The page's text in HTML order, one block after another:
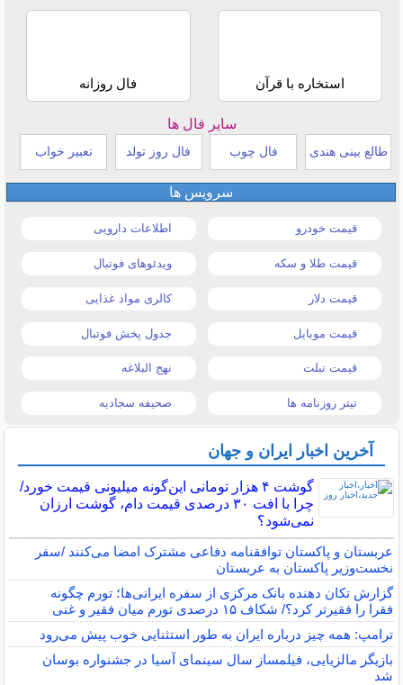
استخاره با قرآن فال روزانه
سایر فال ها
طالع بینی هندی فال چوب فال روز تولد تعبیر خواب
سرویس ها
قیمت خودرو اطلاعات دارویی
قیمت طلا و سکه ویدئوهای فوتبال
قیمت دلار کالری مواد غذایی
قیمت موبایل جدول پخش فوتبال
قیمت تبلت نهج البلاغه
تیتر روزنامه ها صحیفه سجادیه
آخرین اخبار ایران و جهان
گوشت ۴ هزار تومانی این‌گونه میلیونی قیمت خورد/
چرا با افت ۳۰ درصدی قیمت دام، گوشت ارزان
نمی‌شود؟
عربستان و پاکستان توافقنامه دفاعی مشترک امضا می‌کنند /سفر
نخست‌وزیر پاکستان به عربستان
گزارش تکان‌ دهنده بانک مرکزی از سفره ایرانی‌ها؛ تورم چگونه
فقرا را فقیرتر کرد؟/ شکاف ۱۵ درصدی تورم میان فقیر و غنی
ترامپ: همه چیز درباره ایران به طور استثنایی خوب پیش می‌رود
بازیگر مالزیایی، فیلمساز سال سینمای آسیا در جشنواره بوسان
شد